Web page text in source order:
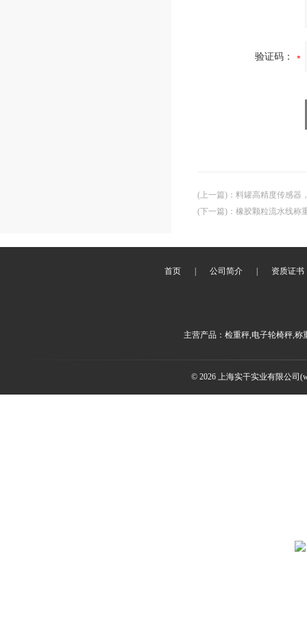
验证码：
(上一篇) ： 料罐高精度传感器
(下一篇) ： 橡胶颗粒流水线称
首页 公司简介 资质证书
主营产品：检重秤,电子轮椅秤,
© 2026 上海实干实业有限公司